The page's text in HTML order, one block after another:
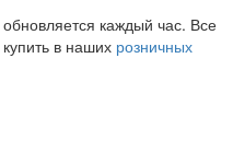
каждый час. Все
в наших розничных